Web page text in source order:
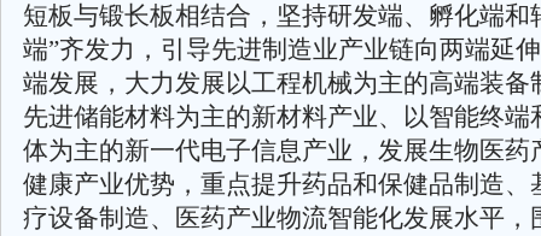
短板与锻长板相结合，坚持研发端、孵化端和
端”齐发力，引导先进制造业产业链向两端延
端发展，大力发展以工程机械为主的高端装备
先进储能材料为主的新材料产业、以智能终端
体为主的新一代电子信息产业，发展生物医药
健康产业优势，重点提升药品和保健品制造、
疗设备制造、医药产业物流智能化发展水平，